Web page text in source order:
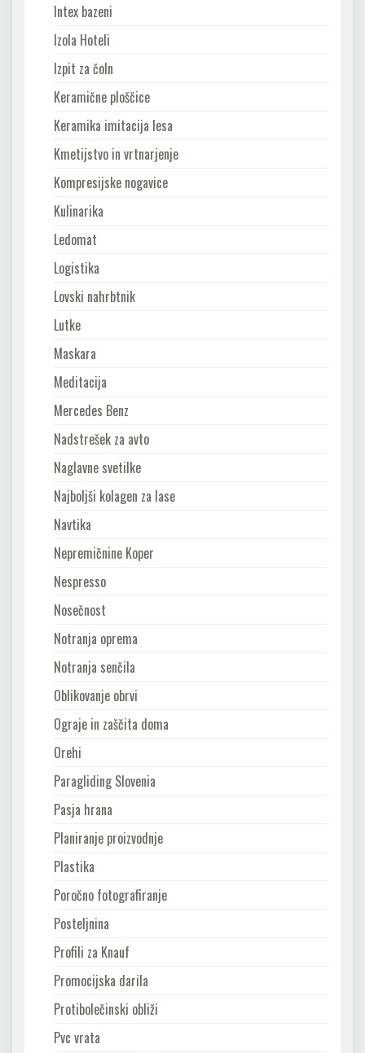
Intex bazeni
Izola Hoteli
Izpit za čoln
Keramične ploščice
Keramika imitacija lesa
Kmetijstvo in vrtnarjenje
Kompresijske nogavice
Kulinarika
Ledomat
Logistika
Lovski nahrbtnik
Lutke
Maskara
Meditacija
Mercedes Benz
Nadstrešek za avto
Naglavne svetilke
Najboljši kolagen za lase
Navtika
Nepremičnine Koper
Nespresso
Nosečnost
Notranja oprema
Notranja senčila
Oblikovanje obrvi
Ograje in zaščita doma
Orehi
Paragliding Slovenia
Pasja hrana
Planiranje proizvodnje
Plastika
Poročno fotografiranje
Posteljnina
Profili za Knauf
Promocijska darila
Protibolečinski obliži
Pvc vrata